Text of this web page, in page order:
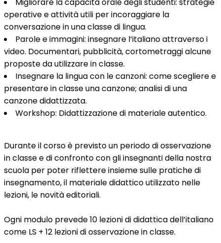
Migliorare la capacità orale degli studenti: strategie
operative e attività utili per incoraggiare la
conversazione in una classe di lingua.
Parole e immagini: insegnare l’italiano attraverso i
video. Documentari, pubblicità, cortometraggi alcune
proposte da utilizzare in classe.
Insegnare la lingua con le canzoni: come scegliere e
presentare in classe una canzone; analisi di una
canzone didattizzata.
Workshop: Didattizzazione di materiale autentico.
Durante il corso è previsto un periodo di osservazione
in classe e di confronto con gli insegnanti della nostra
scuola per poter riflettere insieme sulle pratiche di
insegnamento, il materiale didattico utilizzato nelle
lezioni, le novità editoriali.
Ogni modulo prevede 10 lezioni di didattica dell’italiano
come LS + 12 lezioni di osservazione in classe.